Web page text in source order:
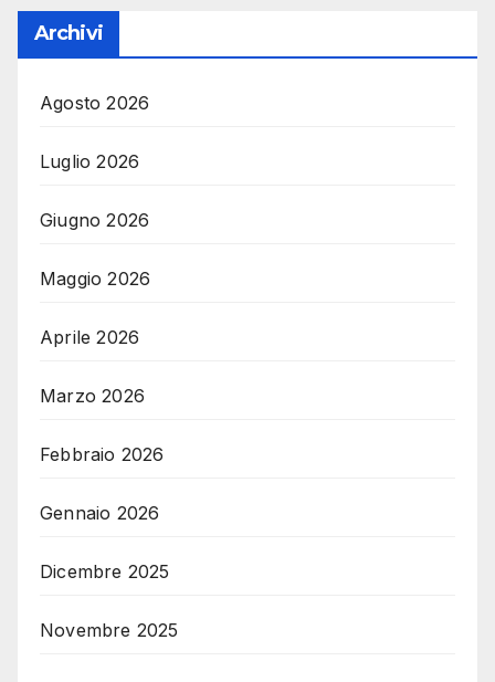
Archivi
Agosto 2026
Luglio 2026
Giugno 2026
Maggio 2026
Aprile 2026
Marzo 2026
Febbraio 2026
Gennaio 2026
Dicembre 2025
Novembre 2025